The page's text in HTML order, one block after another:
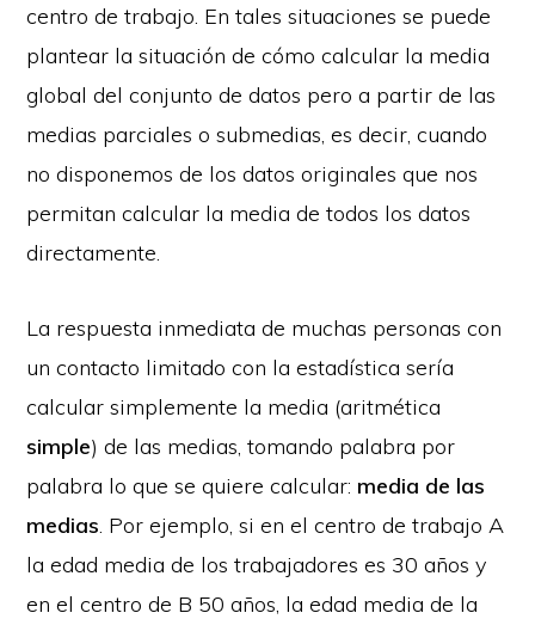
centro de trabajo. En tales situaciones se puede
plantear la situación de cómo calcular la media
global del conjunto de datos pero a partir de las
medias parciales o submedias, es decir, cuando
no disponemos de los datos originales que nos
permitan calcular la media de todos los datos
directamente.
La respuesta inmediata de muchas personas con
un contacto limitado con la estadística sería
calcular simplemente la media (aritmética
simple) de las medias, tomando palabra por
palabra lo que se quiere calcular: media de las
medias. Por ejemplo, si en el centro de trabajo A
la edad media de los trabajadores es 30 años y
en el centro de B 50 años, la edad media de la